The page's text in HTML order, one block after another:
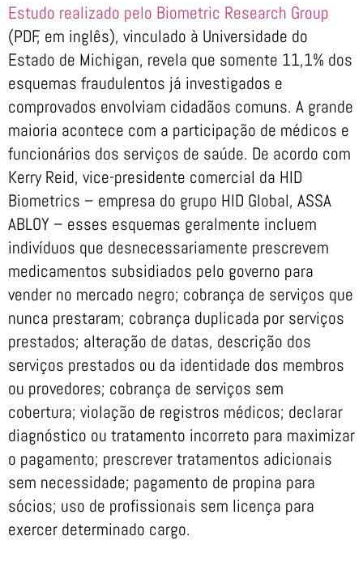
Estudo realizado pelo Biometric Research Group
(PDF, em inglês), vinculado à Universidade do
Estado de Michigan, revela que somente 11,1% dos
esquemas fraudulentos já investigados e
comprovados envolviam cidadãos comuns. A grande
maioria acontece com a participação de médicos e
funcionários dos serviços de saúde. De acordo com
Kerry Reid, vice-presidente comercial da HID
Biometrics – empresa do grupo HID Global, ASSA
ABLOY – esses esquemas geralmente incluem
indivíduos que desnecessariamente prescrevem
medicamentos subsidiados pelo governo para
vender no mercado negro; cobrança de serviços que
nunca prestaram; cobrança duplicada por serviços
prestados; alteração de datas, descrição dos
serviços prestados ou da identidade dos membros
ou provedores; cobrança de serviços sem
cobertura; violação de registros médicos; declarar
diagnóstico ou tratamento incorreto para maximizar
o pagamento; prescrever tratamentos adicionais
sem necessidade; pagamento de propina para
sócios; uso de profissionais sem licença para
exercer determinado cargo.